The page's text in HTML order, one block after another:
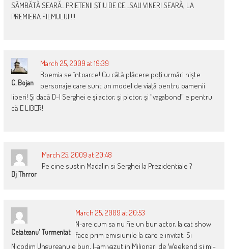
SÂMBĂTĂ SEARĂ…PRIETENII ȘTIU DE CE…SAU VINERI SEARĂ, LA
PREMIERA FILMULUI!!!!
C. Bojan
March 25, 2009 at 19:39
Boemia se întoarce! Cu câtă plăcere poţi urmări nişte
personaje care sunt un model de viaţă pentru oamenii
liberi! Şi dacă D-l Serghei e şi actor, şi pictor, şi “vagabond” e pentru
că E LIBER!
Dj Thrror
March 25, 2009 at 20:48
Pe cine sustin Madalin si Serghei la Prezidentiale ?
Cetateanu' Turmentat
March 25, 2009 at 20:53
N-are cum sa nu fie un bun actor, la cat show
face prim emisiunile la care e invitat. Si
Nicodim Ungureanu e bun, l-am vazut in Milionari de Weekend si mi-